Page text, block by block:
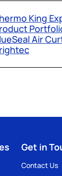
King
Air
Get in
Contact Us